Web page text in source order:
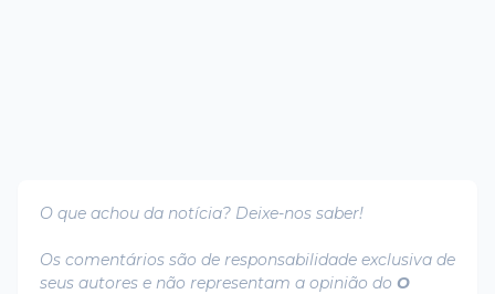
O que achou da notícia? Deixe-nos saber!
Os comentários são de responsabilidade exclusiva de
seus autores e não representam a opinião do O